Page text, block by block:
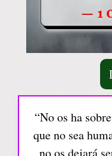
“No os ha
que no sea
no os dejará